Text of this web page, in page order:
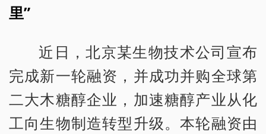
里”
近日，北京某生物技术公司宣布
完成新一轮融资，并成功并购全球第
二大木糖醇企业，加速糖醇产业从化
工向生物制造转型升级。本轮融资由